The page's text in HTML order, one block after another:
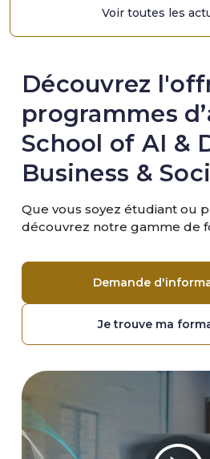
Voir toutes les
Découvrez
programmes
School of AI &
Business &
Que vous soyez étudiant ou
découvrez notre gamme de
Demande
Je trouve ma
Image